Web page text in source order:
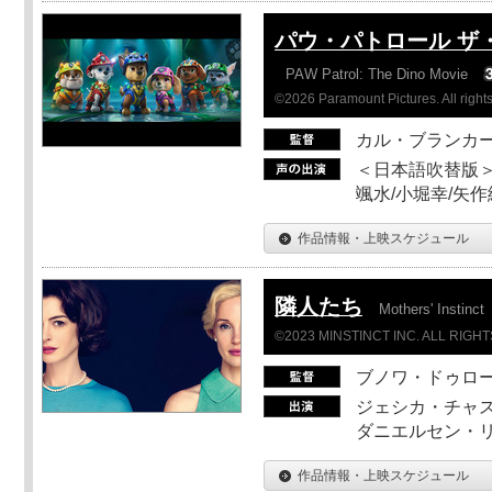
パウ・パトロール ザ
PAW Patrol: The Dino Movie
©2026 Paramount Pictures. All
カル・ブランカ
＜日本語吹替版
颯水/小堀幸/矢作
作品情報・上映スケジュール
隣人たち Mothers' Instinct
©2023 MINSTINCT INC. ALL
ブノワ・ドゥロ
ジェシカ・チャ
ダニエルセン・
作品情報・上映スケジュール